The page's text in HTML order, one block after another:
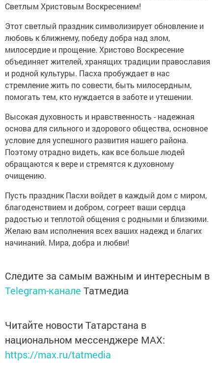
Светлым Христовым Воскресением!
Этот светлый праздник символизирует обновление и
любовь к ближнему, победу добра над злом,
милосердие и прощение. Христово Воскресение
объединяет жителей, хранящих традиции православия
и родной культуры. Пасха пробуждает в нас
стремление жить по совести, быть милосердным,
помогать тем, кто нуждается в заботе и утешении.
Высокая духовность и нравственность - надежная
основа для сильного и здорового общества, основное
условие для успешного развития нашего района.
Поэтому отрадно видеть, как все больше людей
обращаются к вере и стремятся к духовному
очищению.
Пусть праздник Пасхи войдет в каждый дом с миром,
благоденствием и добром, согреет ваши сердца
радостью и теплотой общения с родными и близкими.
Желаю вам исполнения всех ваших надежд и благих
начинаний. Мира, добра и любви!
Следите за самым важным и интересным в
Telegram-канале Татмедиа
Читайте новости Татарстана в
национальном мессенджере MАХ:
https://max.ru/tatmedia